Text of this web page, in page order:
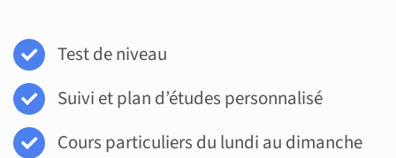
Test de niveau
Suivi et plan d’études personnalisé
Cours particuliers du lundi au dimanche